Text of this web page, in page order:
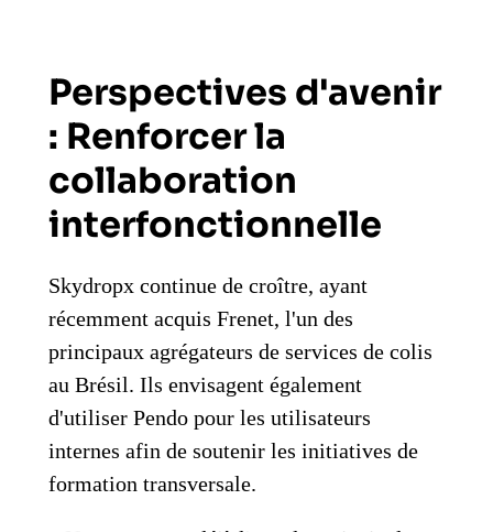
Perspectives d'avenir
: Renforcer la
collaboration
interfonctionnelle
Skydropx continue de croître, ayant
récemment acquis Frenet, l'un des
principaux agrégateurs de services de colis
au Brésil. Ils envisagent également
d'utiliser Pendo pour les utilisateurs
internes afin de soutenir les initiatives de
formation transversale.